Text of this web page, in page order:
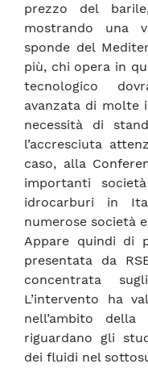
prezzo del
mostrando una
sponde del
più, chi opera in
tecnologico
avanzata di molte
necessità di
l’accresciuta
caso, alla
importanti
idrocarburi in
numerose società
Appare quindi di
presentata da
concentrata
L’intervento ha
nell’ambito
riguardano gli
dei fluidi nel